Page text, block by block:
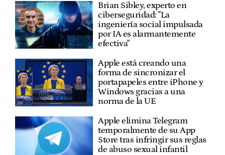
Brian Sibley, experto en
ciberseguridad: "La
ingeniería social impulsada
por IA es alarmantemente
efectiva"
Apple está creando una
forma de sincronizar el
portapapeles entre iPhone y
Windows gracias a una
norma de la UE
Apple elimina Telegram
temporalmente de su App
Store tras infringir sus reglas
de abuso sexual infantil